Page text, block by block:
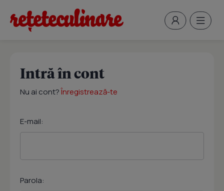
Intră în cont
Nu ai cont?Înregistrează-te
E-mail:
Parola: